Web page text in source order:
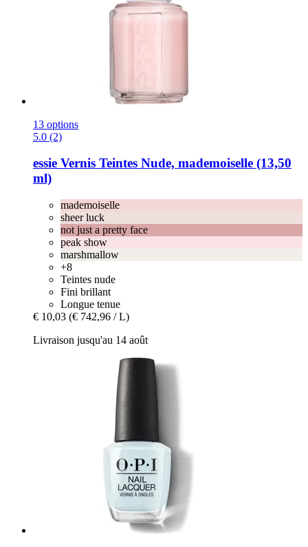
13 options
5.0 (2)
essie Vernis Teintes Nude, mademoiselle (13,50
ml)
mademoiselle
sheer luck
not just a pretty face
peak show
marshmallow
+8
Teintes nude
Fini brillant
Longue tenue
€ 10,03 (€ 742,96 / L)
Livraison jusqu'au 14 août